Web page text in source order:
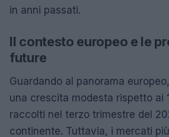
in anni passati.
Il contesto europeo e le
future
Guardando al panorama
una crescita modesta rispetto ai
raccolti nel terzo trimestre del
continente. Tuttavia, i mercati